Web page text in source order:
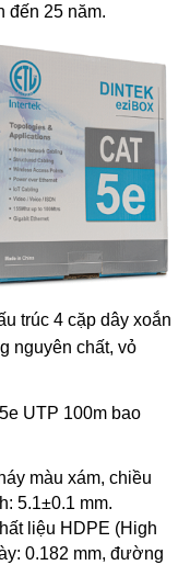
đến 25 năm.
trúc 4 cặp dây xoắn
nguyên chất, vỏ
UTP 100m bao
màu xám, chiều
5.1±0.1 mm.
liệu HDPE (High
0.182 mm, đường